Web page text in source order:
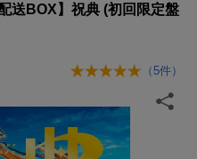
送BOX】祝典 (初回限定盤
（5件）